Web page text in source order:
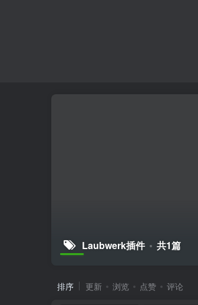
Laubwerk插件 共1篇
排序 更新 浏览 点赞 评论